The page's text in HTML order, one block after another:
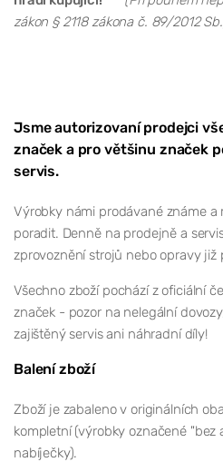
zákon § 2118 zákona č. 89/2012
Jsme autorizovaní prodejci
značek a pro většinu značek
servis.
Výrobky námi prodávané známe
poradit. Denně na prodejně a
zprovoznění strojů nebo opravy již
Všechno zboží pochází z oficiální
značek - pozor na nelegální
zajištěný servis ani náhradní díly!
Balení zboží
Zboží je zabaleno v originálních
kompletní (výrobky označené "bez
nabíječky).